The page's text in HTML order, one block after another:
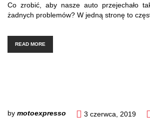
Co zrobić, aby nasze auto przejechało
żadnych problemów? W jedną stronę to
READ MORE
by motoexpresso 3 czerwca, 2019